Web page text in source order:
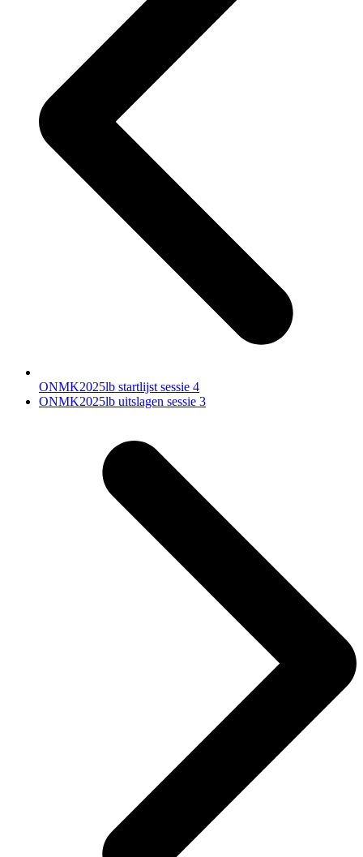
ONMK2025lb startlijst sessie 4
next
ONMK2025lb uitslagen sessie 3